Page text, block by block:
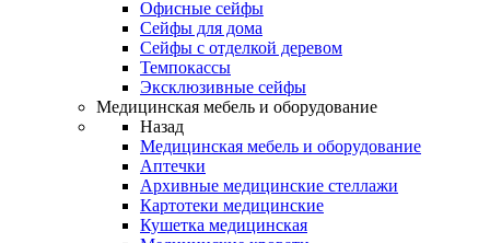
Офисные сейфы
Сейфы для дома
Сейфы с отделкой деревом
Темпокассы
Эксклюзивные сейфы
Медицинская мебель и оборудование
Назад
Медицинская мебель и оборудование
Аптечки
Архивные медицинские стеллажи
Картотеки медицинские
Кушетка медицинская